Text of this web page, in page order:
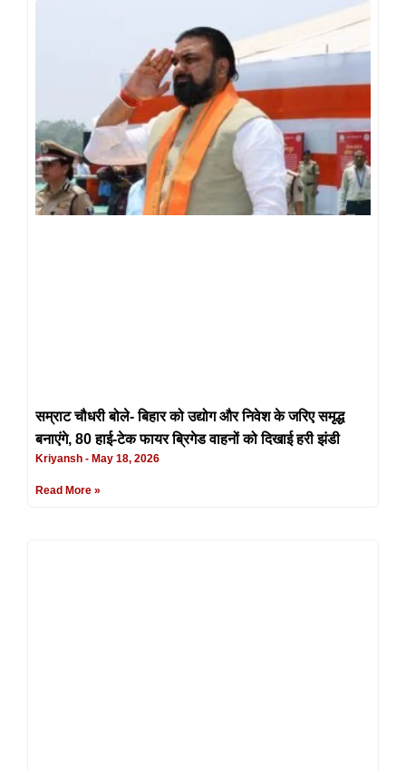
सम्राट चौधरी बोले- बिहार को उद्योग और निवेश के जरिए समृद्ध
बनाएंगे, 80 हाई-टेक फायर ब्रिगेड वाहनों को दिखाई हरी झंडी
Kriyansh May 18, 2026
Read More »